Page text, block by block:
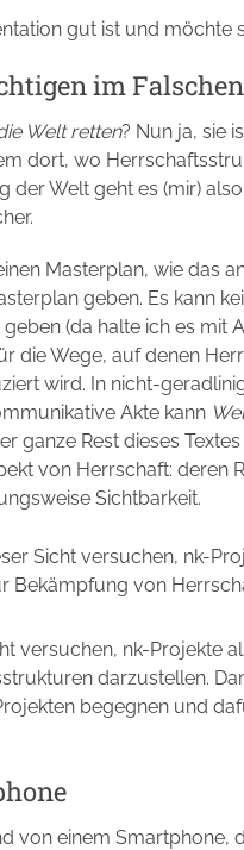
gut ist und möchte
im Falschen
Welt retten? Nun ja, sie
dort, wo
der Welt geht es (mir)
Masterplan, wie das
geben. Es kann
geben (da halte ich es mit
die Wege, auf denen
wird. In nicht-
Akte kann
ganze Rest dieses
von Herrschaft: deren
Sichtbarkeit.
Sicht versuchen, nk-
Bekämpfung von
versuchen, nk-Projekte
darzustellen.
begegnen und
von einem Smartphone,